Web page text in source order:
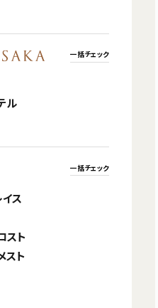
一括チェック
ル
一括チェック
ス
スト
スト